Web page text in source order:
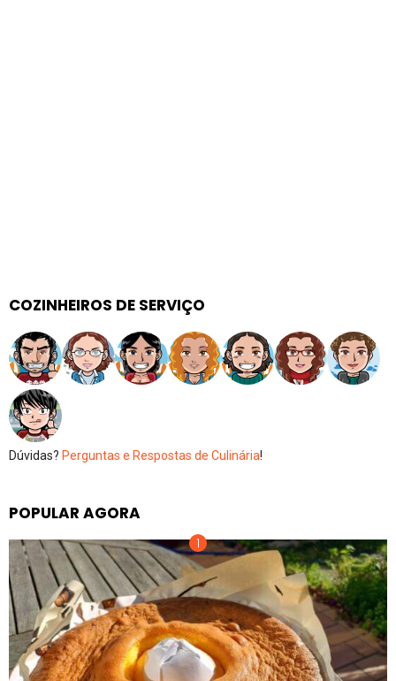
COZINHEIROS DE SERVIÇO
Dúvidas? Perguntas e Respostas de Culinária!
POPULAR AGORA